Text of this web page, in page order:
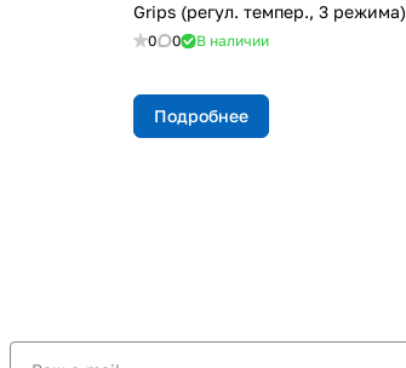
Grips (регул. темпер., 3 режима)
0 0 В наличии
Подробнее